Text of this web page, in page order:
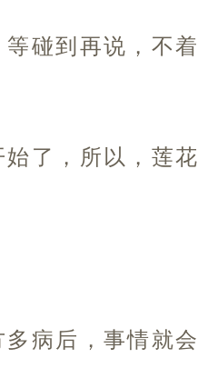
碰到再说，不着
了，所以，莲花
病后，事情就会